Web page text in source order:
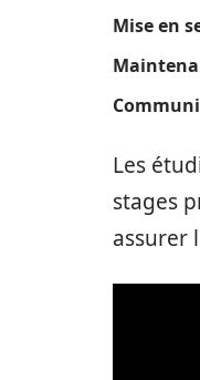
Mise en
Les
stages
assurer